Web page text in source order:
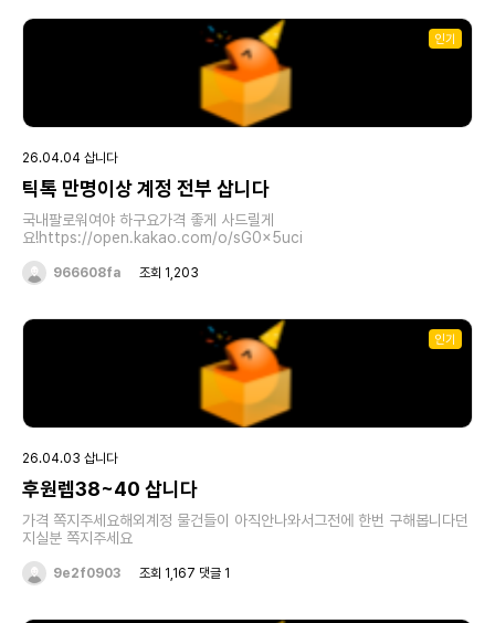
인기
26.04.04 삽니다
틱톡 만명이상 계정 전부 삽니다
국내팔로워여야 하구요가격 좋게 사드릴게
요!https://open.kakao.com/o/sG0x5uci
966608fa 조회 1,203
인기
26.04.03 삽니다
후원렙38~40 삽니다
가격 쪽지주세요해외계정 물건들이 아직안나와서그전에 한번 구해봅니다던
지실분 쪽지주세요
9e2f0903 조회 1,167 댓글 1